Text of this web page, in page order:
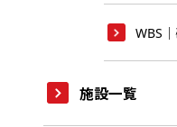
WBS
施設一覧